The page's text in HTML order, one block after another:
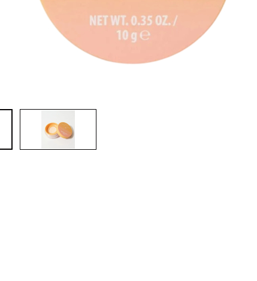
bisherigen Vorgänge einsehen.
BENUTZERKONTO ERSTELLEN